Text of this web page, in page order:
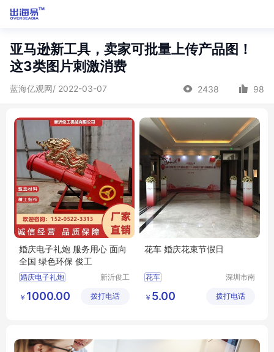
亚马逊新工具，卖家可批量上传产品图！
这3类图片刺激消费
蓝海亿观网/ 2022-03-07 2438 98
婚庆电子礼炮 服务用心 面向
全国 绿色环保 俊工
婚庆电子礼炮
新沂俊工
公司
￥ 1000.00 拨打电话
花车 婚庆花束节假日
花车
深圳市南
观园林有
￥ 5.00 拨打电话